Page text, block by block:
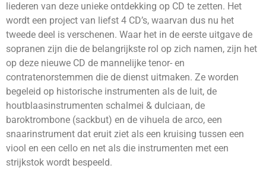
liederen van deze unieke ontdekking op CD te zetten. Het
wordt een project van liefst 4 CD’s, waarvan dus nu het
tweede deel is verschenen. Waar het in de eerste uitgave de
sopranen zijn die de belangrijkste rol op zich namen, zijn het
op deze nieuwe CD de mannelijke tenor- en
contratenorstemmen die de dienst uitmaken. Ze worden
begeleid op historische instrumenten als de luit, de
houtblaasinstrumenten schalmei & dulciaan, de
baroktrombone (sackbut) en de vihuela de arco, een
snaarinstrument dat eruit ziet als een kruising tussen een
viool en een cello en net als die instrumenten met een
strijkstok wordt bespeeld.